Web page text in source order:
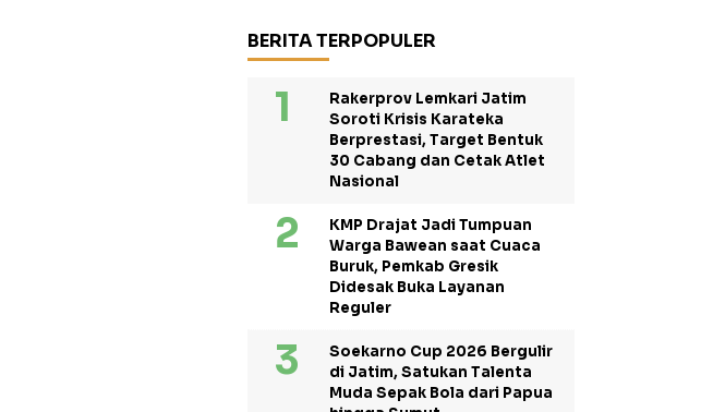
BERITA TERPOPULER
Rakerprov Lemkari Jatim
Soroti Krisis Karateka
Berprestasi, Target Bentuk
30 Cabang dan Cetak Atlet
Nasional
KMP Drajat Jadi Tumpuan
Warga Bawean saat Cuaca
Buruk, Pemkab Gresik
Didesak Buka Layanan
Reguler
Soekarno Cup 2026 Bergulir
di Jatim, Satukan Talenta
Muda Sepak Bola dari Papua